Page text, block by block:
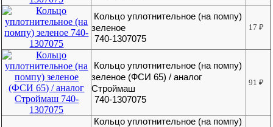
Кольцо уплотнительное (на помпу)
зеленое
740-1307075
17₽
Кольцо уплотнительное (на помпу)
зеленое (ФСИ 65) / аналог
Строймаш
740-1307075
91₽
Кольцо уплотнительное (на помпу)